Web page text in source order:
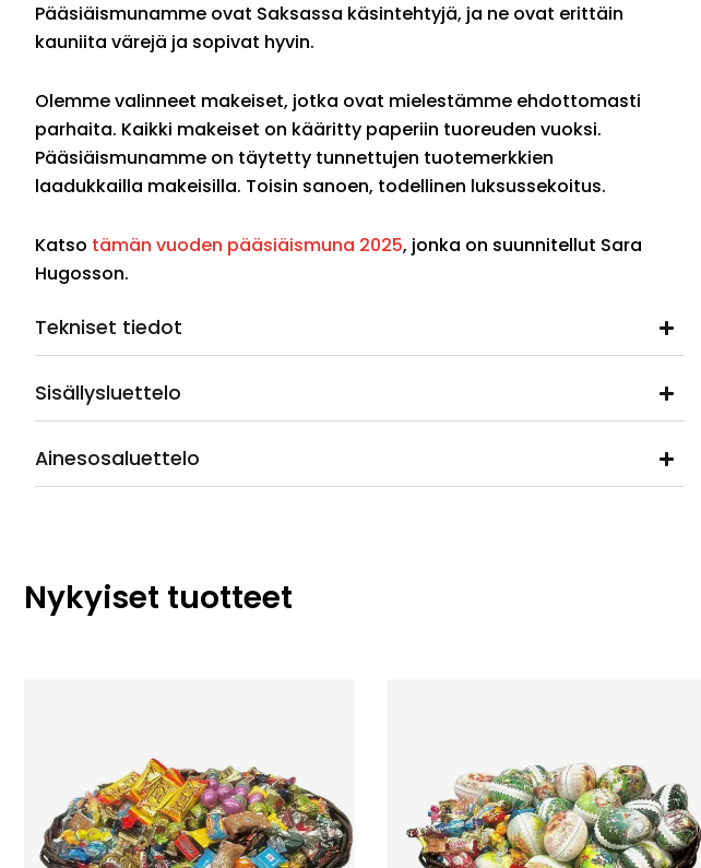
Pääsiäismunamme ovat Saksassa käsintehtyjä, ja ne ovat erittäin
kauniita värejä ja sopivat hyvin.
Olemme valinneet makeiset, jotka ovat mielestämme ehdottomasti
parhaita. Kaikki makeiset on kääritty paperiin tuoreuden vuoksi.
Pääsiäismunamme on täytetty tunnettujen tuotemerkkien
laadukkailla makeisilla. Toisin sanoen, todellinen luksussekoitus.
Katso tämän vuoden pääsiäismuna 2025, jonka on suunnitellut Sara
Hugosson.
Tekniset tiedot
Sisällysluettelo
Ainesosaluettelo
Nykyiset tuotteet